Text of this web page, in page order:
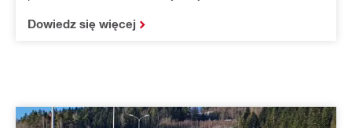
Dowiedz się więcej